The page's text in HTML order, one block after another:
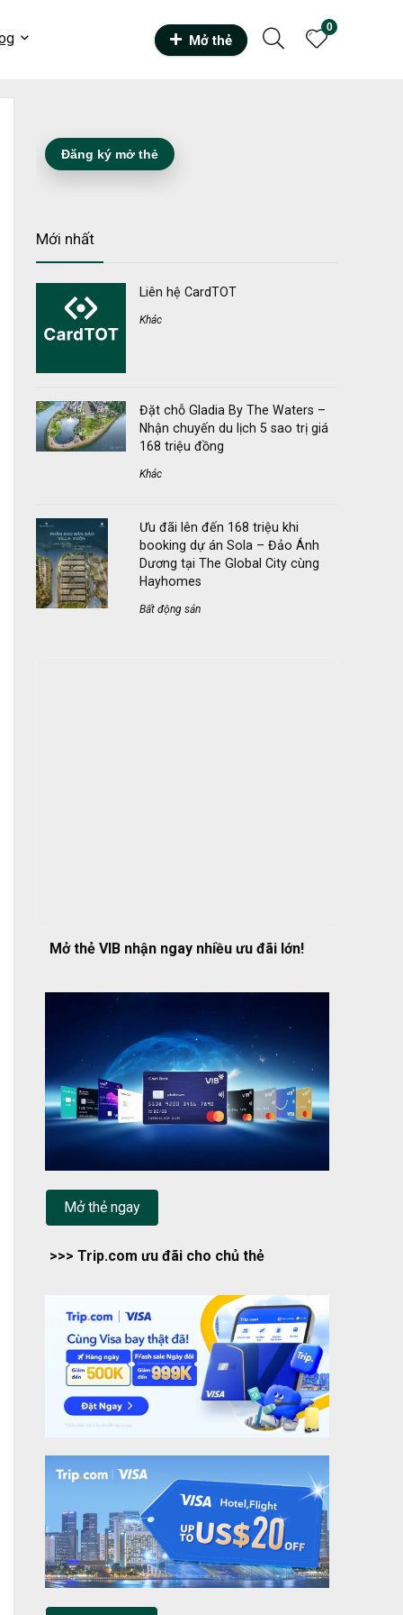
Mở thẻ
0
Đăng ký mở thẻ
Mới nhất
Liên hệ CardTOT
Khác
Đặt chỗ Gladia By The Waters –
Nhận chuyến du lịch 5 sao trị giá
168 triệu đồng
Khác
Ưu đãi lên đến 168 triệu khi
booking dự án Sola – Đảo Ánh
Dương tại The Global City cùng
Hayhomes
Bất động sản
Mở thẻ VIB nhận ngay nhiều ưu đãi lớn!
Mở thẻ ngay
>>> Trip.com ưu đãi cho chủ thẻ